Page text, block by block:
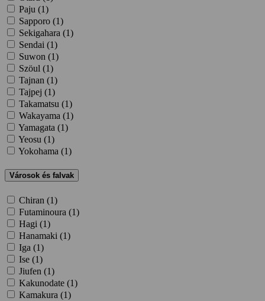
Paju (1)
Sapporo (1)
Sekigahara (1)
Sendai (1)
Suwon (1)
Szöul (1)
Tajnan (1)
Tajpej (1)
Takamatsu (1)
Wakayama (1)
Yamagata (1)
Yeosu (1)
Yokohama (1)
Városok és falvak
Chiran (1)
Futaminoura (1)
Hagi (1)
Hanamaki (1)
Iga (1)
Ise (1)
Jiufen (1)
Kakunodate (1)
Kamakura (1)